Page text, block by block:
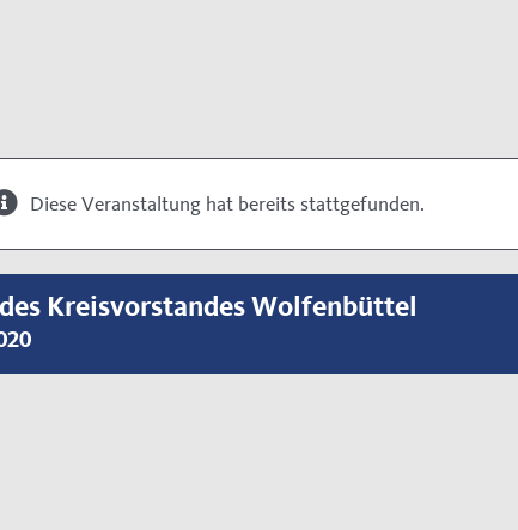
Diese Veranstaltung hat bereits stattgefunden.
Kreisvorstandes Wolfenbüttel